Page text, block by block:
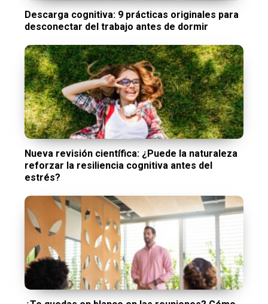
Descarga cognitiva: 9 prácticas originales para
desconectar del trabajo antes de dormir
Nueva revisión científica: ¿Puede la naturaleza
reforzar la resiliencia cognitiva antes del
estrés?